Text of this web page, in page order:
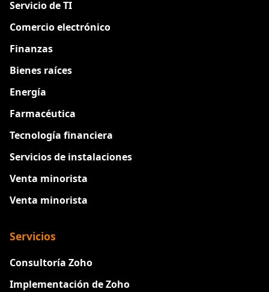
Servicio de TI
Comercio electrónico
Finanzas
Bienes raíces
Energía
Farmacéutica
Tecnología financiera
Servicios de instalaciones
Venta minorista
Venta minorista
Servicios
Consultoría Zoho
Implementación de Zoho